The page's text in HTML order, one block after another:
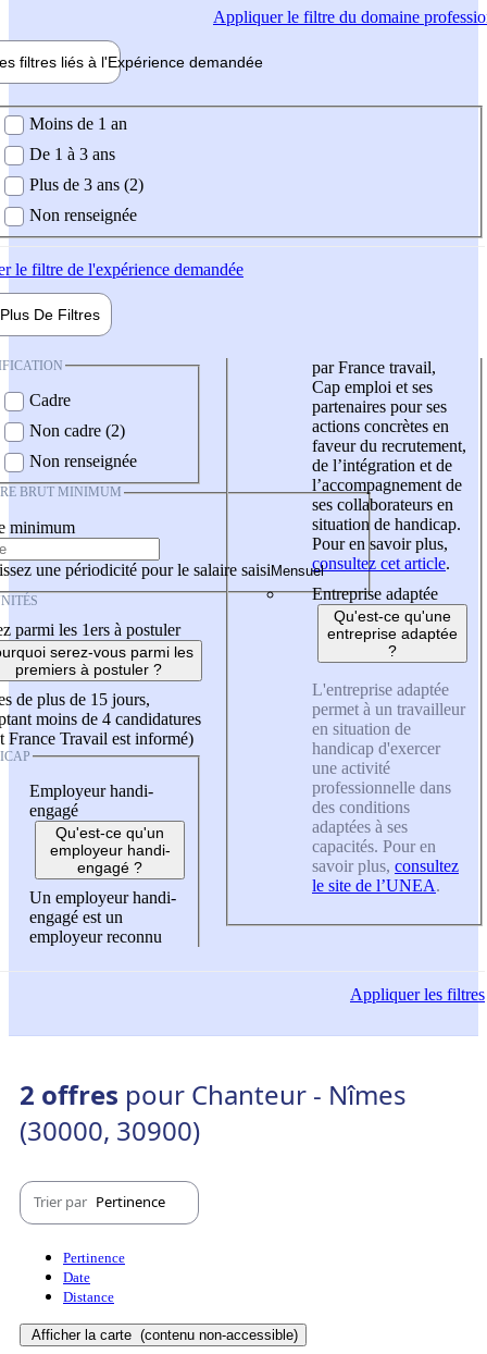
Appliquerle filtre du domaine
filtres liés à l'Expérience demandée
demandée
Moins de 1 an
De 1 à 3 ans
Plus de 3 ans (2)
Non renseignée
le filtre de l'expérience demandée
Plus De Filtres
Cadre
Non cadre (2)
Non renseignée
BRUT MINIMUM
minimum
une périodicité pour le salaire saisi
parmi les 1ers à postuler
serez-vous parmi les
premiers à postuler ?
de plus de 15 jours,
moins de 4 candidatures
France Travail est informé)
Employeur handi-
engagé
Qu'est-ce qu'un
employeur handi-
engagé ?
Un employeur handi-
engagé est un
employeur reconnu
par France travail,
Cap emploi et ses
partenaires pour ses
actions concrètes en
faveur du recrutement,
de l’intégration et de
l’accompagnement de
ses collaborateurs en
situation de handicap.
Pour en savoir plus,
consultez cet article.
Entreprise adaptée
Qu'est-ce qu'une
entreprise adaptée
?
L'entreprise adaptée
permet à un travailleur
en situation de
handicap d'exercer
une activité
professionnelle dans
des conditions
adaptées à ses
capacités. Pour en
savoir plus, consultez
le site de l’UNEA.
Appliquerles filtres
2 offres pour Chanteur - Nîmes
(30000, 30900)
Trier par Pertinence
Pertinence
Date
Distance
Afficher la carte (contenu non-accessible)